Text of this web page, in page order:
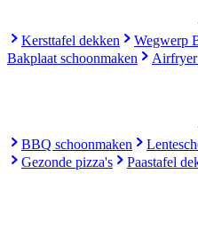
Kersttafel dekken Wegwerp
Bakplaat schoonmaken
Airfryer
BBQ schoonmaken
Gezonde pizza's
Paastafel